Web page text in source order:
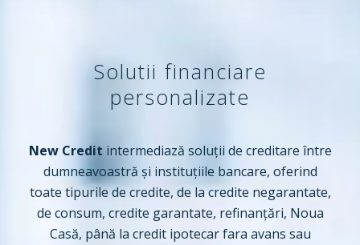
Solutii financiare
personalizate
New Credit intermediază soluții de creditare între
dumneavoastră și instituțiile bancare, oferind
toate tipurile de credite, de la credite negarantate,
de consum, credite garantate, refinanțări, Noua
Casă, până la credit ipotecar fara avans sau